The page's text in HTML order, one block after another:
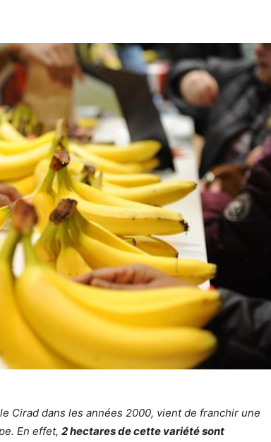
Cirad dans les années 2000, vient de franchir une
En effet, 2 hectares de cette variété sont